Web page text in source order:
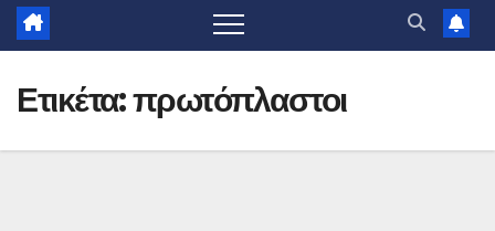
Ετικέτα:πρωτόπλαστοι